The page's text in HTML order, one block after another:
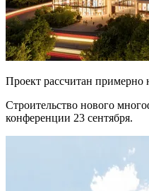
Проект рассчитан примерно
Строительство нового
конференции 23 сентября.